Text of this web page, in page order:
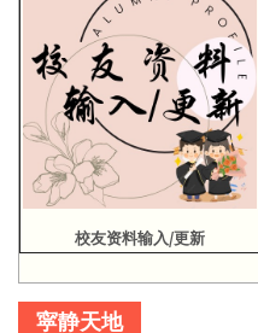
校友资料输入/更新
寜静天地